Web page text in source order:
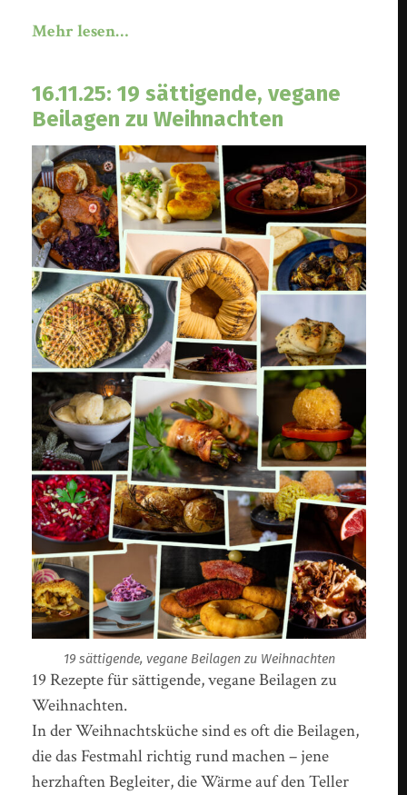
Mehr lesen…
16.11.25: 19 sättigende, vegane
Beilagen zu Weihnachten
19 sättigende, vegane Beilagen zu Weihnachten
19 Rezepte für sättigende, vegane Beilagen zu
Weihnachten.
In der Weihnachtsküche sind es oft die Beilagen,
die das Festmahl richtig rund machen – jene
herzhaften Begleiter, die Wärme auf den Teller